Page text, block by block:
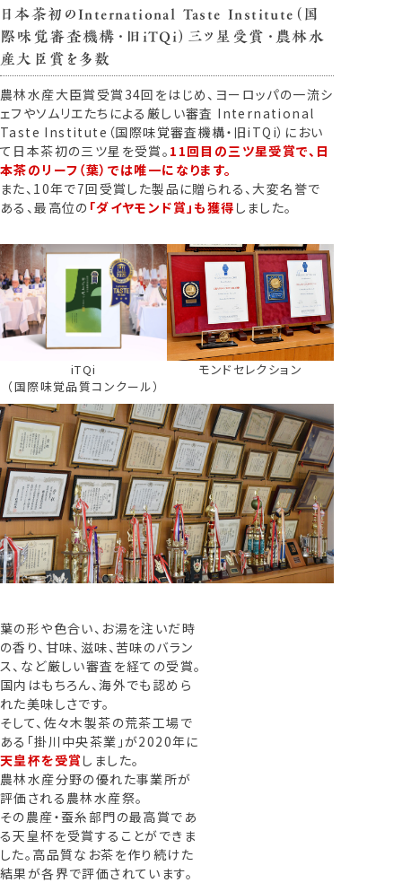
日本茶初のInternational Taste Institute（国
際味覚審査機構・旧iTQi）三ツ星受賞・農林水
産大臣賞を多数
農林水産大臣賞受賞34回をはじめ、ヨーロッパの一流シ
ェフやソムリエたちによる厳しい審査 International
Taste Institute（国際味覚審査機構・旧iTQi）におい
て日本茶初の三ツ星を受賞。 11回目の三ツ星受賞で、日
本茶のリーフ（葉）では唯一になります。
また、10年で7回受賞した製品に贈られる、大変名誉で
ある、最高位の 「ダイヤモンド賞」も獲得 しました。
iTQi
（国際味覚品質コンクール）
モンドセレクション
葉の形や色合い、お湯を注いだ時
の香り、甘味、滋味、苦味のバラン
ス、など厳しい審査を経ての受賞。
国内はもちろん、海外でも認めら
れた美味しさです。
そして、佐々木製茶の荒茶工場で
ある「掛川中央茶業」が2020年に
天皇杯を受賞しました。
農林水産分野の優れた事業所が
評価される農林水産祭。
その農産・蚕糸部門の最高賞であ
る天皇杯を受賞することができま
した。高品質なお茶を作り続けた
結果が各界で評価されています。